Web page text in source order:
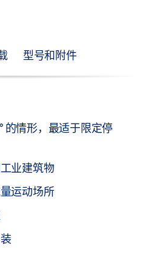
型号和附件
的情形，最适于限定停
业建筑物
运动场所